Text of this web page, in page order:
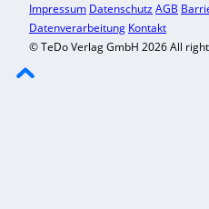
Impressum DatenschutzAGB
Datenverarbeitung Kontakt
© TeDo Verlag GmbH 2026 All